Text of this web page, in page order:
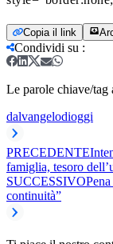
Copia il link
Condividi su :
Le parole chiave/tag
dalvangelodioggi
PRECEDENTE
famiglia, tesoro
SUCCESSIVO
continuità”